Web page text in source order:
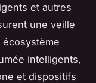
et autres
une veille
écosystème
intelligents,
et dispositifs